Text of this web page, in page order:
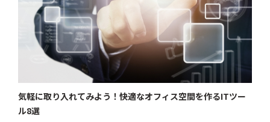
気軽に取り入れてみよう！快適なオフィス空間を作るITツー
ル8選